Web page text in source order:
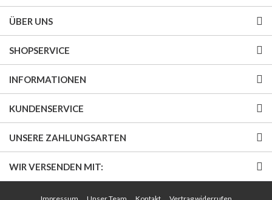
ÜBER UNS
SHOPSERVICE
INFORMATIONEN
KUNDENSERVICE
UNSERE ZAHLUNGSARTEN
WIR VERSENDEN MIT: